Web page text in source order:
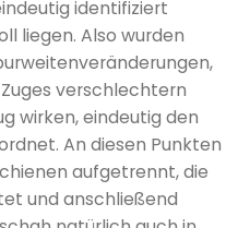
identifiziert
liegen. Also wurden
verschlechtern
wirken, eindeutig den
An diesen Punkten
aufgetrennt, die
und anschließend